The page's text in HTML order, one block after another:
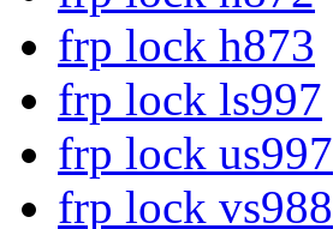
frp lock h873
frp lock ls997
frp lock us997
frp lock vs988